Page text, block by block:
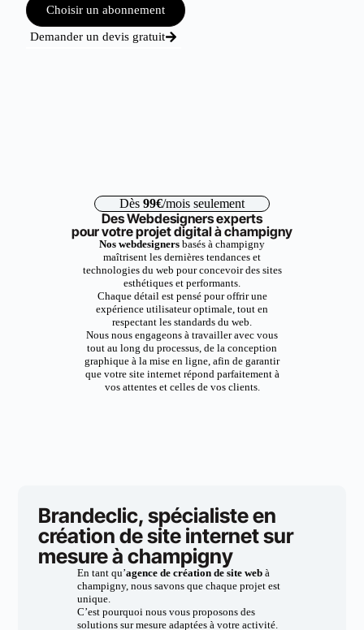
Choisir un abonnement
Demander un devis gratuit
Dès 99€/mois seulement
Des Webdesigners experts
pour votre projet digital à champigny
Nos webdesigners basés à champigny
maîtrisent les dernières tendances et
technologies du web pour concevoir des sites
esthétiques et performants.
Chaque détail est pensé pour offrir une
expérience utilisateur optimale, tout en
respectant les standards du web.
Nous nous engageons à travailler avec vous
tout au long du processus, de la conception
graphique à la mise en ligne, afin de garantir
que votre site internet répond parfaitement à
vos attentes et celles de vos clients.
Brandeclic, spécialiste en
création de site internet sur
mesure à champigny
En tant qu’agence de création de site webà
champigny, nous savons que chaque projet est
unique.
C’est pourquoi nous vous proposons des
solutions sur mesure adaptées à votre activité.